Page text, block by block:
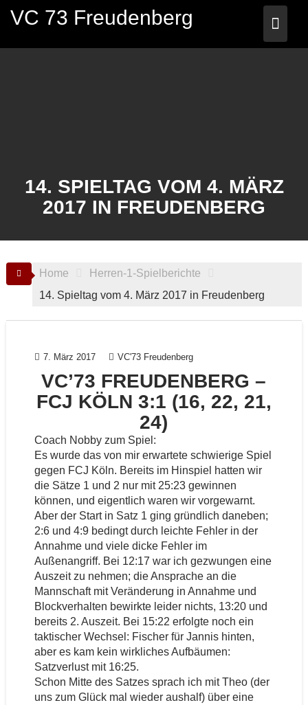
VC 73 Freudenberg
14. SPIELTAG VOM 4. MÄRZ
2017 IN FREUDENBERG
Home
Herren-1-Spielberichte
14. Spieltag vom 4. März 2017 in Freudenberg
7. März 2017 VC'73 Freudenberg
VC’73 FREUDENBERG –
FCJ KÖLN 3:1 (16, 22, 21,
24)
Coach Nobby zum Spiel:
Es wurde das von mir erwartete schwierige Spiel
gegen FCJ Köln. Bereits im Hinspiel hatten wir
die Sätze 1 und 2 nur mit 25:23 gewinnen
können, und eigentlich waren wir vorgewarnt.
Aber der Start in Satz 1 ging gründlich daneben;
2:6 und 4:9 bedingt durch leichte Fehler in der
Annahme und viele dicke Fehler im
Außenangriff. Bei 12:17 war ich gezwungen eine
Auszeit zu nehmen; die Ansprache an die
Mannschaft mit Veränderung in Annahme und
Blockverhalten bewirkte leider nichts, 13:20 und
bereits 2. Auszeit. Bei 15:22 erfolgte noch ein
taktischer Wechsel: Fischer für Jannis hinten,
aber es kam kein wirkliches Aufbäumen:
Satzverlust mit 16:25.
Schon Mitte des Satzes sprach ich mit Theo (der
uns zum Glück mal wieder aushalf) über eine